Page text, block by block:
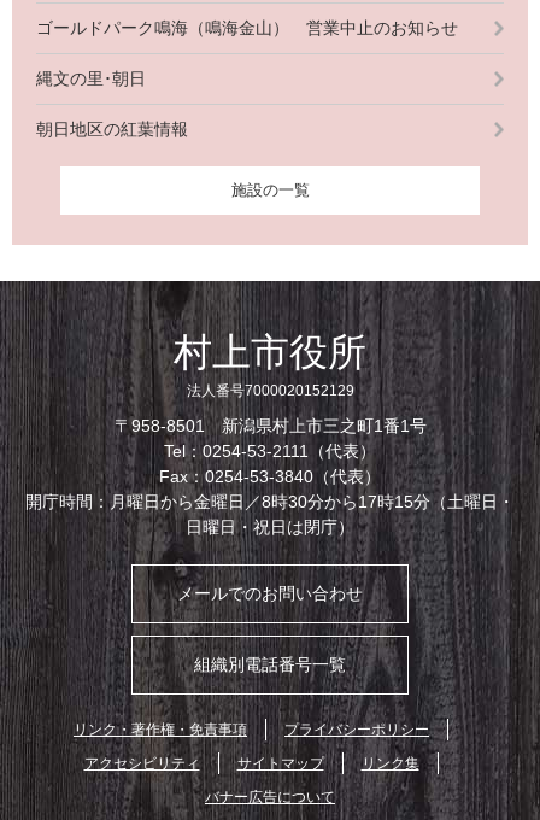
ゴールドパーク鳴海（鳴海金山） 営業中止のお知らせ
縄文の里･朝日
朝日地区の紅葉情報
施設の一覧
村上市役所
法人番号7000020152129
〒958-8501 新潟県村上市三之町1番1号
Tel：0254-53-2111（代表）
Fax：0254-53-3840（代表）
開庁時間：月曜日から金曜日／8時30分から17時15分（土曜日・
日曜日・祝日は閉庁）
メールでのお問い合わせ
組織別電話番号一覧
リンク・著作権・免責事項
プライバシーポリシー
アクセシビリティ
サイトマップ
リンク集
バナー広告について